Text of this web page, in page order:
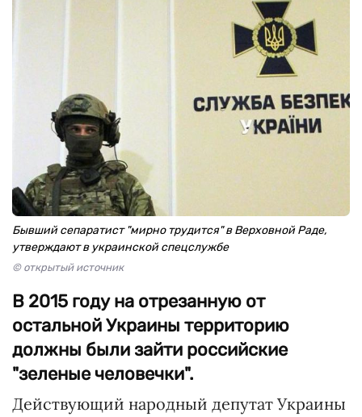
Бывший сепаратист "мирно трудится" в Верховной Раде,
утверждают в украинской спецслужбе
© открытый источник
В 2015 году на отрезанную от
остальной Украины территорию
должны были зайти российские
"зеленые человечки".
Действующий народный депутат Украины